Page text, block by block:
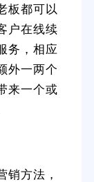
板都可以
户在线续
务，相应
外一两个
来一个或
销方法，